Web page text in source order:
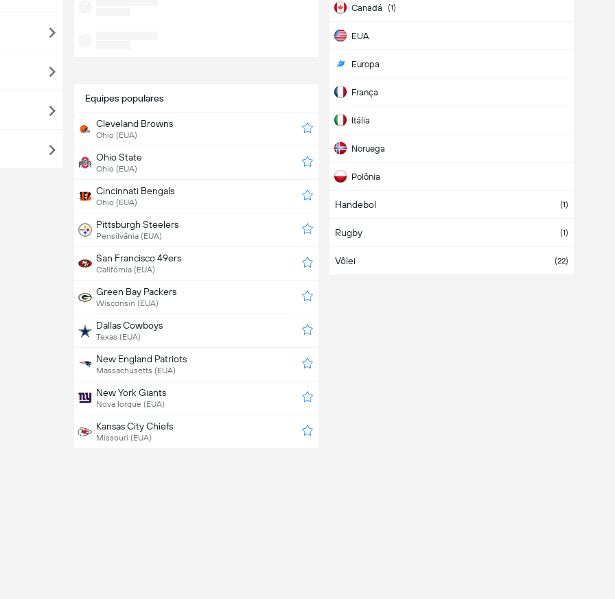
Canadá (1)
EUA
Europa
França
Itália
Noruega
Polônia
Suíça
Tchéquia
Handebol (1)
Rugby (1)
Vôlei (22)
Equipes populares
Cleveland Browns
Ohio (EUA)
Ohio State
Ohio (EUA)
Cincinnati Bengals
Ohio (EUA)
Pittsburgh Steelers
Pensilvânia (EUA)
San Francisco 49ers
Califórnia (EUA)
Green Bay Packers
Wisconsin (EUA)
Dallas Cowboys
Texas (EUA)
New England Patriots
Massachusetts (EUA)
New York Giants
Nova Iorque (EUA)
Kansas City Chiefs
Missouri (EUA)